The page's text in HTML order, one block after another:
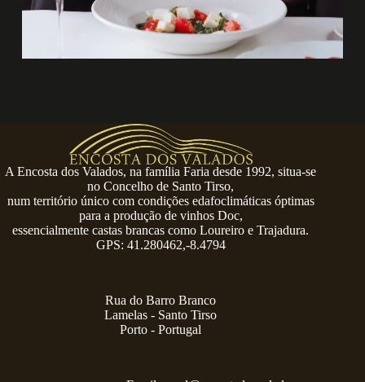
A Encosta dos Valados, na família Faria desde 1992, situa-se
no Concelho de Santo Tirso,
num território único com condições edafoclimáticas óptimas
para a produção de vinhos Doc,
essencialmente castas brancas como Loureiro e Trajadura.
GPS: 41.280462,-8.4794
Rua do Barro Branco
Lamelas - Santo Tirso
Porto - Portugal